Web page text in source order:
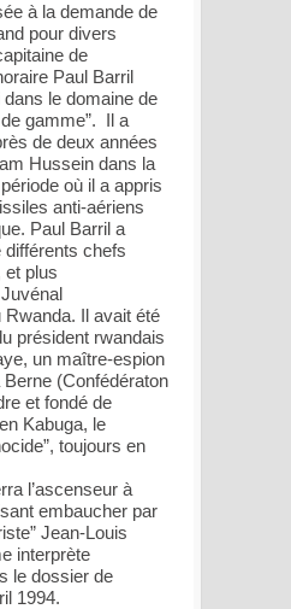
à la demande de
pour divers
de
Paul Barril
dans le domaine de
gamme”. Il a
de deux années
Hussein dans la
où il a appris
anti-aériens
Paul Barril a
différents chefs
et plus
Il avait été
président rwandais
un maître-espion
(Confédératon
et fondé de
Kabuga, le
toujours en
l’ascenseur à
embaucher par
Jean-Louis
interprète
le dossier de
1994.